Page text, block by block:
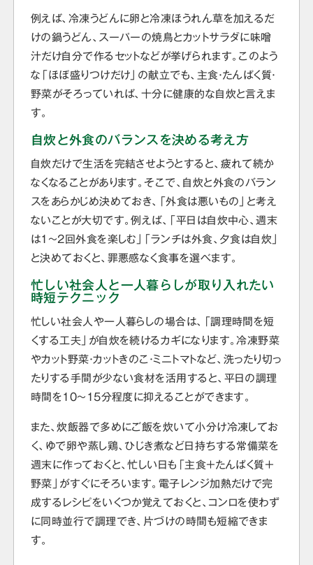
例えば、冷凍うどんに卵と冷凍ほうれん草を加えるだ
けの鍋うどん、スーパーの焼鳥とカットサラダに味噌
汁だけ自分で作るセットなどが挙げられます。このよう
な「ほぼ盛りつけだけ」の献立でも、主食・たんぱく質・
野菜がそろっていれば、十分に健康的な自炊と言えま
す。
自炊と外食のバランスを決める考え方
自炊だけで生活を完結させようとすると、疲れて続か
なくなることがあります。そこで、自炊と外食のバラン
スをあらかじめ決めておき、「外食は悪いもの」と考え
ないことが大切です。例えば、「平日は自炊中心、週末
は1〜2回外食を楽しむ」「ランチは外食、夕食は自炊」
と決めておくと、罪悪感なく食事を選べます。
忙しい社会人と一人暮らしが取り入れたい
時短テクニック
忙しい社会人や一人暮らしの場合は、「調理時間を短
くする工夫」が自炊を続けるカギになります。冷凍野菜
やカット野菜・カットきのこ・ミニトマトなど、洗ったり切っ
たりする手間が少ない食材を活用すると、平日の調理
時間を10〜15分程度に抑えることができます。
また、炊飯器で多めにご飯を炊いて小分け冷凍してお
く、ゆで卵や蒸し鶏、ひじき煮など日持ちする常備菜を
週末に作っておくと、忙しい日も「主食＋たんぱく質＋
野菜」がすぐにそろいます。電子レンジ加熱だけで完
成するレシピをいくつか覚えておくと、コンロを使わず
に同時並行で調理でき、片づけの時間も短縮できま
す。